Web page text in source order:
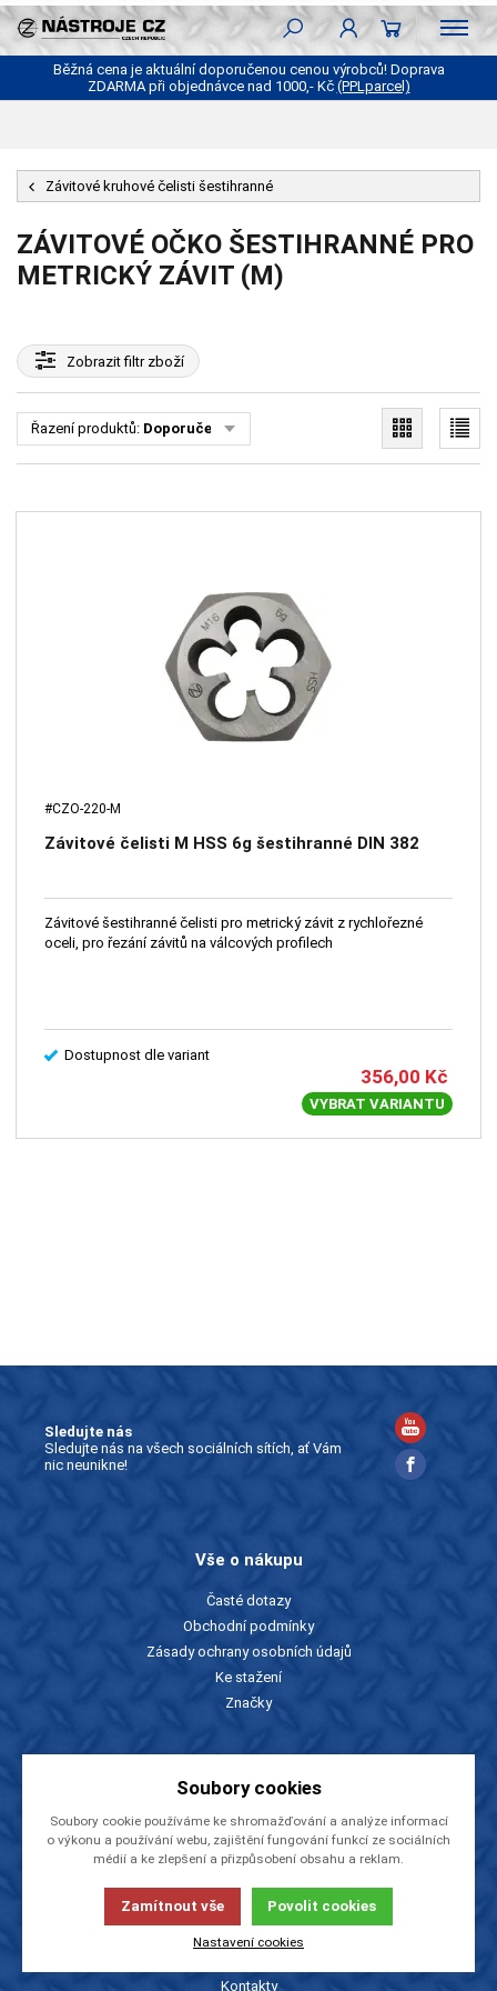
Běžná cena je aktuální doporučenou cenou výrobců! Doprava
ZDARMA při objednávce nad 1000,- Kč (PPLparcel)
Závitové kruhové čelisti šestihranné
ZÁVITOVÉ OČKO ŠESTIHRANNÉ PRO
METRICKÝ ZÁVIT (M)
Zobrazitfiltr zboží
Řazení produktů: Doporučené
#CZO-220-M
Závitové čelisti M HSS 6g šestihranné DIN 382
Závitové šestihranné čelisti pro metrický závit z rychlořezné
oceli, pro řezání závitů na válcových profilech
Dostupnost dle variant
356,00 Kč
VYBRAT VARIANTU
Sledujte nás
Sledujte nás na všech sociálních sítích, ať Vám
nic neunikne!
Vše o nákupu
Časté dotazy
Obchodní podmínky
Zásady ochrany osobních údajů
Ke stažení
Značky
Ceníky a katalogy
Rady a tipy
Kontakty
Soubory cookies
Soubory cookie používáme ke shromažďování a analýze informací
o výkonu a používání webu, zajištění fungování funkcí ze sociálních
médií a ke zlepšení a přizpůsobení obsahu a reklam.
Zamítnout vše Povolit cookies
Nastavení cookies